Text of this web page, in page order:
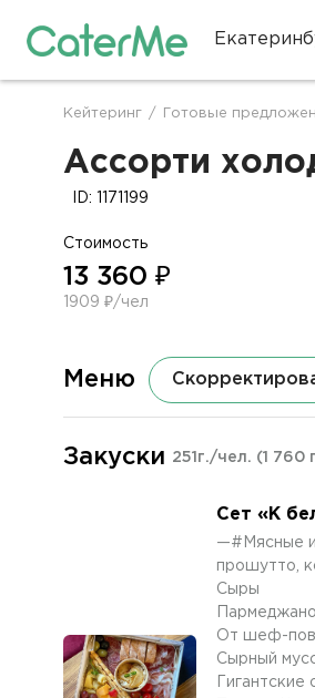
Строка
навигации
Кейтеринг / Готовые
Ассорти
ID: 1171199
Стоимость
13 360 ₽
1909 ₽/чел
Меню
Закуски 251г./чел. (1 760
Сет «К
—#Мясные
прошутто,
Cыры
От шеф-
Сырный
Гигантские